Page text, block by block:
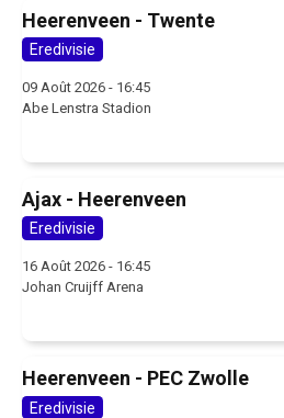
Heerenveen - Twente
Eredivisie
09 Août 2026 - 16:45
Abe Lenstra Stadion
Ajax - Heerenveen
Eredivisie
16 Août 2026 - 16:45
Johan Cruijff Arena
Heerenveen - PEC Zwolle
Eredivisie